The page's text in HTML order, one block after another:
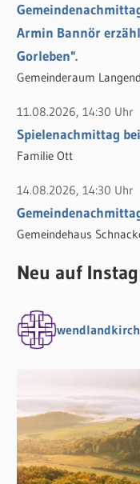
Armin Bannör
Gorleben".
Gemeinderaum
11.08.2026, 14:30 Uhr
Spielenachmittag
Familie Ott
14.08.2026, 14:30 Uhr
Gemeindehaus
Neu auf